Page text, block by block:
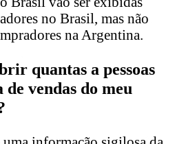
no Brasil, mas não
na Argentina.
quantas a pessoas
vendas do meu